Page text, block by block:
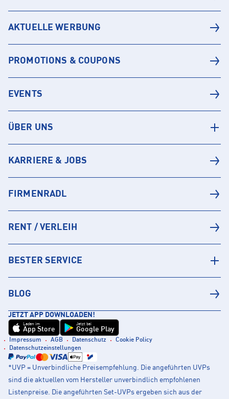
AKTUELLE WERBUNG
PROMOTIONS & COUPONS
EVENTS
ÜBER UNS
KARRIERE & JOBS
FIRMENRADL
RENT / VERLEIH
BESTER SERVICE
BLOG
JETZT APP DOWNLOADEN!
Laden im
App Store
Jetzt bei
Google Play
Impressum AGB Datenschutz
Cookie Policy
Datenschutzeinstellungen
*UVP = Unverbindliche Preisempfehlung. Die angeführten UVPs
sind die aktuellen vom Hersteller unverbindlich empfohlenen
Listenpreise. Die angeführten Set-UVPs ergeben sich aus der